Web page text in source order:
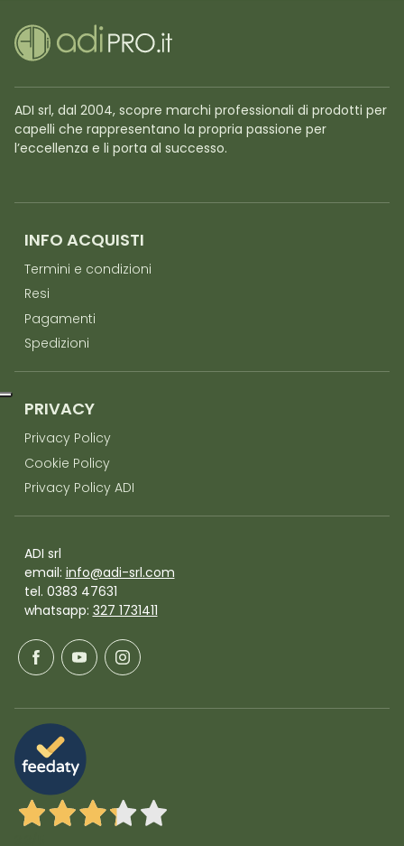
ADI srl, dal 2004, scopre marchi professionali di prodotti per
capelli che rappresentano la propria passione per
l’eccellenza e li porta al successo.
INFO ACQUISTI
Termini e condizioni
Resi
Pagamenti
Spedizioni
PRIVACY
Privacy Policy
Cookie Policy
Privacy Policy ADI
ADI srl
email: info@adi-srl.com
tel. 0383 47631
whatsapp: 327 1731411